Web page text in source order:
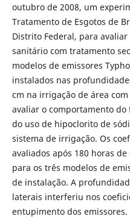
outubro de 2008, um
Tratamento de Esgotos de
Distrito Federal, para
sanitário com tratamento
modelos de emissores
instalados nas
cm na irrigação de área
avaliar o comportamento
do uso de hipoclorito de
sistema de irrigação. Os
avaliados após 180 horas
para os três modelos de
de instalação. A
laterais interferiu nos
entupimento dos